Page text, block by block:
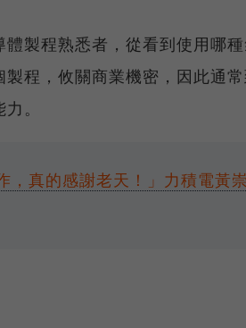
製程熟悉者，從看到使用哪
程，攸關商業機密，因此通
。
，真的感謝老天！」力積電黃